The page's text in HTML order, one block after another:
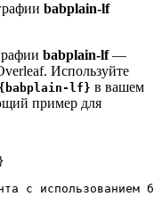
babplain-lf
babplain-lf—
Используйте
lf} в вашем
пример для
}
с